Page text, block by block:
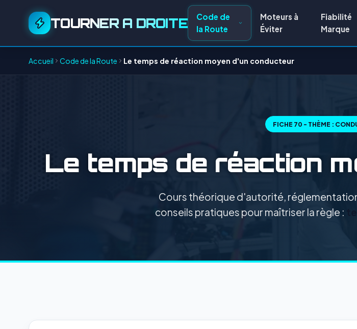
TOURNER A DROITE
Code de
la Route
Moteurs à
Éviter
Fiabilité
Marque
Accueil Code de la Route Le temps de réaction moyen d'un conducteur
FICHE 70 - THÈME :
Le temps de réaction
Cours théorique d'autorité,
conseils pratiques pour maîtriser la règle :